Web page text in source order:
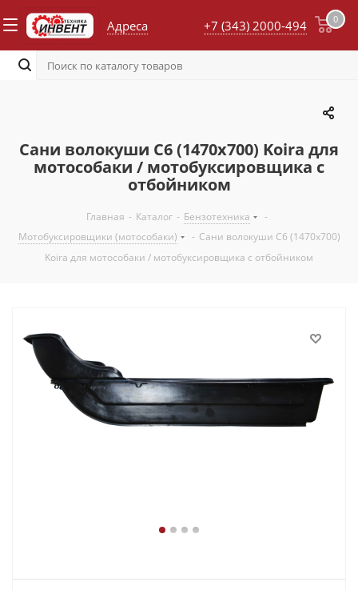
Адреса 0
+7 (343) 2000-494
Сани волокуши С6 (1470х700) Koira для
мотособаки / мотобуксировщика с
отбойником
Главная - Каталог - Бензотехника
-
Мотобуксировщики (мотособаки)
- Сани волокуши С6 (1470х700)
Koira для мотособаки / мотобуксировщика с отбойником